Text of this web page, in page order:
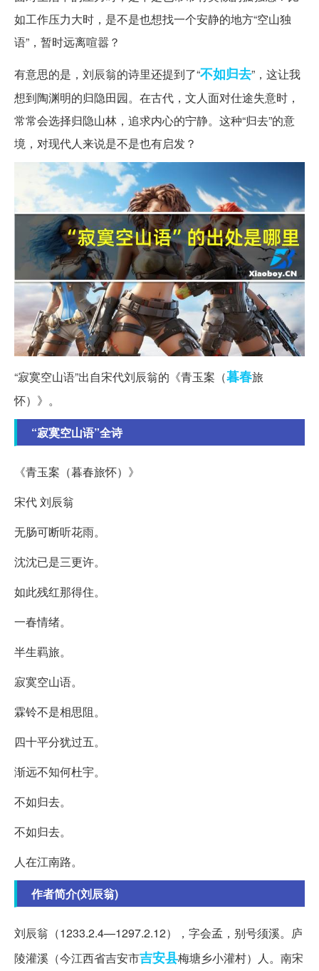
如工作压力大时，是不是也想找一个安静的地方“空山独
语”，暂时远离喧嚣？
有意思的是，刘辰翁的诗里还提到了“不如归去”，这让我
想到陶渊明的归隐田园。在古代，文人面对仕途失意时，
常常会选择归隐山林，追求内心的宁静。这种“归去”的意
境，对现代人来说是不是也有启发？
“寂寞空山语”出自宋代刘辰翁的《青玉案（暮春旅
怀）》。
“寂寞空山语”全诗
《青玉案（暮春旅怀）》
宋代 刘辰翁
无肠可断听花雨。
沈沈已是三更许。
如此残红那得住。
一春情绪。
半生羁旅。
寂寞空山语。
霖铃不是相思阻。
四十平分犹过五。
渐远不知何杜宇。
不如归去。
不如归去。
人在江南路。
作者简介(刘辰翁)
刘辰翁（1233.2.4—1297.2.12），字会孟，别号须溪。庐
陵灌溪（今江西省吉安市吉安县梅塘乡小灌村）人。南宋